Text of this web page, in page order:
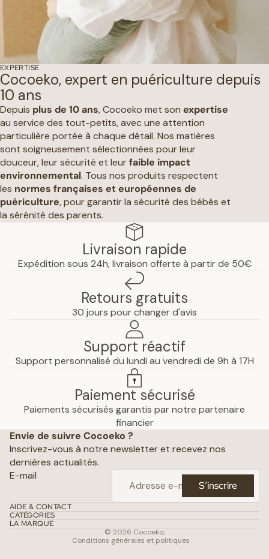
EXPERTISE
Cocoeko, expert en puériculture depuis
10 ans
Depuis plus de 10 ans, Cocoeko met son expertise
au service des tout-petits, avec une attention
particulière portée à chaque détail. Nos matières
sont soigneusement sélectionnées pour leur
douceur, leur sécurité et leurfaible impact
environnemental. Tous nos produits respectent
les normes françaises et européennes de
puériculture, pour garantir la sécurité des bébés et
la sérénité des parents.
Livraison rapide
Expédition sous 24h, livraison offerte à partir de 50€
Retours gratuits
30 jours pour changer d'avis
Support réactif
Support personnalisé du lundi au vendredi de 9h à 17H
Paiement sécurisé
Paiements sécurisés garantis par notre partenaire
financier
Envie de suivre Cocoeko ?
Inscrivez-vous à notre newsletter et recevez nos
dernières actualités.
E-mail
S’inscrire
AIDE & CONTACT
CATÉGORIES
LA MARQUE
© 2026 Cocoeko,
Conditions générales et politiques
Mentions légales
Conditions générales de vente
Coordonnées
Conditions d’utilisation